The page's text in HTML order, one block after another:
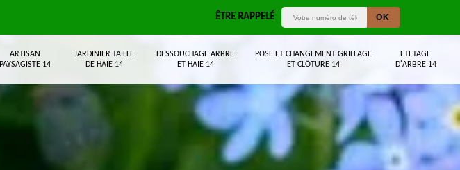
ÊTRE RAPPELÉ
ARTISAN
PAYSAGISTE 14
JARDINIER TAILLE
DE HAIE 14
DESSOUCHAGE ARBRE
ET HAIE 14
POSE ET CHANGEMENT GRILLAGE
ET CLÔTURE 14
ETETAGE
D'ARBRE 14